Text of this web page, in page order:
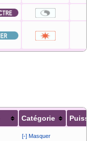
Catégorie
[-] Masquer